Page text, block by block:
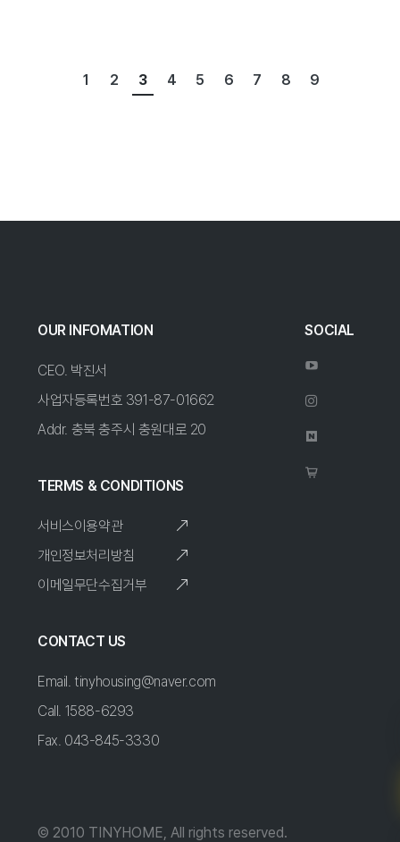
1 2 3 4 5 6 7 8 9
OUR INFOMATION
CEO. 박진서
사업자등록번호 391-87-01662
Addr. 충북 충주시 충원대로 20
TERMS & CONDITIONS
서비스이용약관
개인정보처리방침
이메일무단수집거부
CONTACT US
Email. tinyhousing@naver.com
Call. 1588-6293
Fax. 043-845-3330
SOCIAL
© 2010 TINYHOME, All rights reserved.